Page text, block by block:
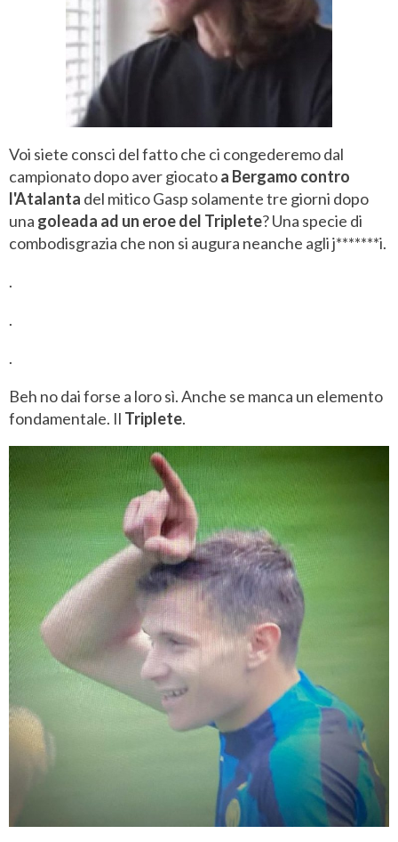
Voi siete consci del fatto che ci congederemo dal
campionato dopo aver giocatoa Bergamo contro
l'Atalanta del mitico Gasp solamente tre giorni dopo
una goleada ad un eroe del Triplete? Una specie di
combodisgrazia che non si augura neanche agli j*******i.
.
.
.
Beh no dai forse a loro sì. Anche se manca un elemento
fondamentale. Il Triplete.